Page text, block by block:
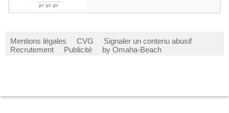
Mentions légales CVG
Signaler un contenu abusif
Recrutement
Publicité by Omaha-Beach